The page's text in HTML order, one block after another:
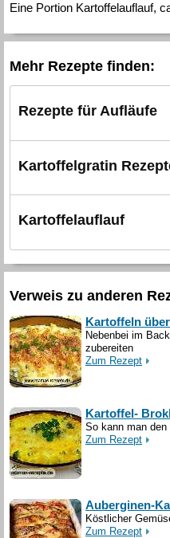
Eine Portion Kartoffelauflauf,
Mehr Rezepte finden:
Rezepte für Aufläufe
Kartoffelgratin
Kartoffelauflauf
Verweis zu anderen
Kartoffeln
Nebenbei im
zubereiten
Zum Rezept
Kartoffel-
So kann man
Zum Rezept
Auberginen-
Köstlicher
Zum Rezept